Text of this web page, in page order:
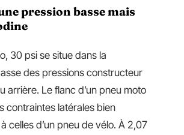
pression basse mais
30 psi se situe dans la
des pressions constructeur
arrière. Le flanc d’un pneu moto
contraintes latérales bien
celles d’un pneu de vélo. À 2,07